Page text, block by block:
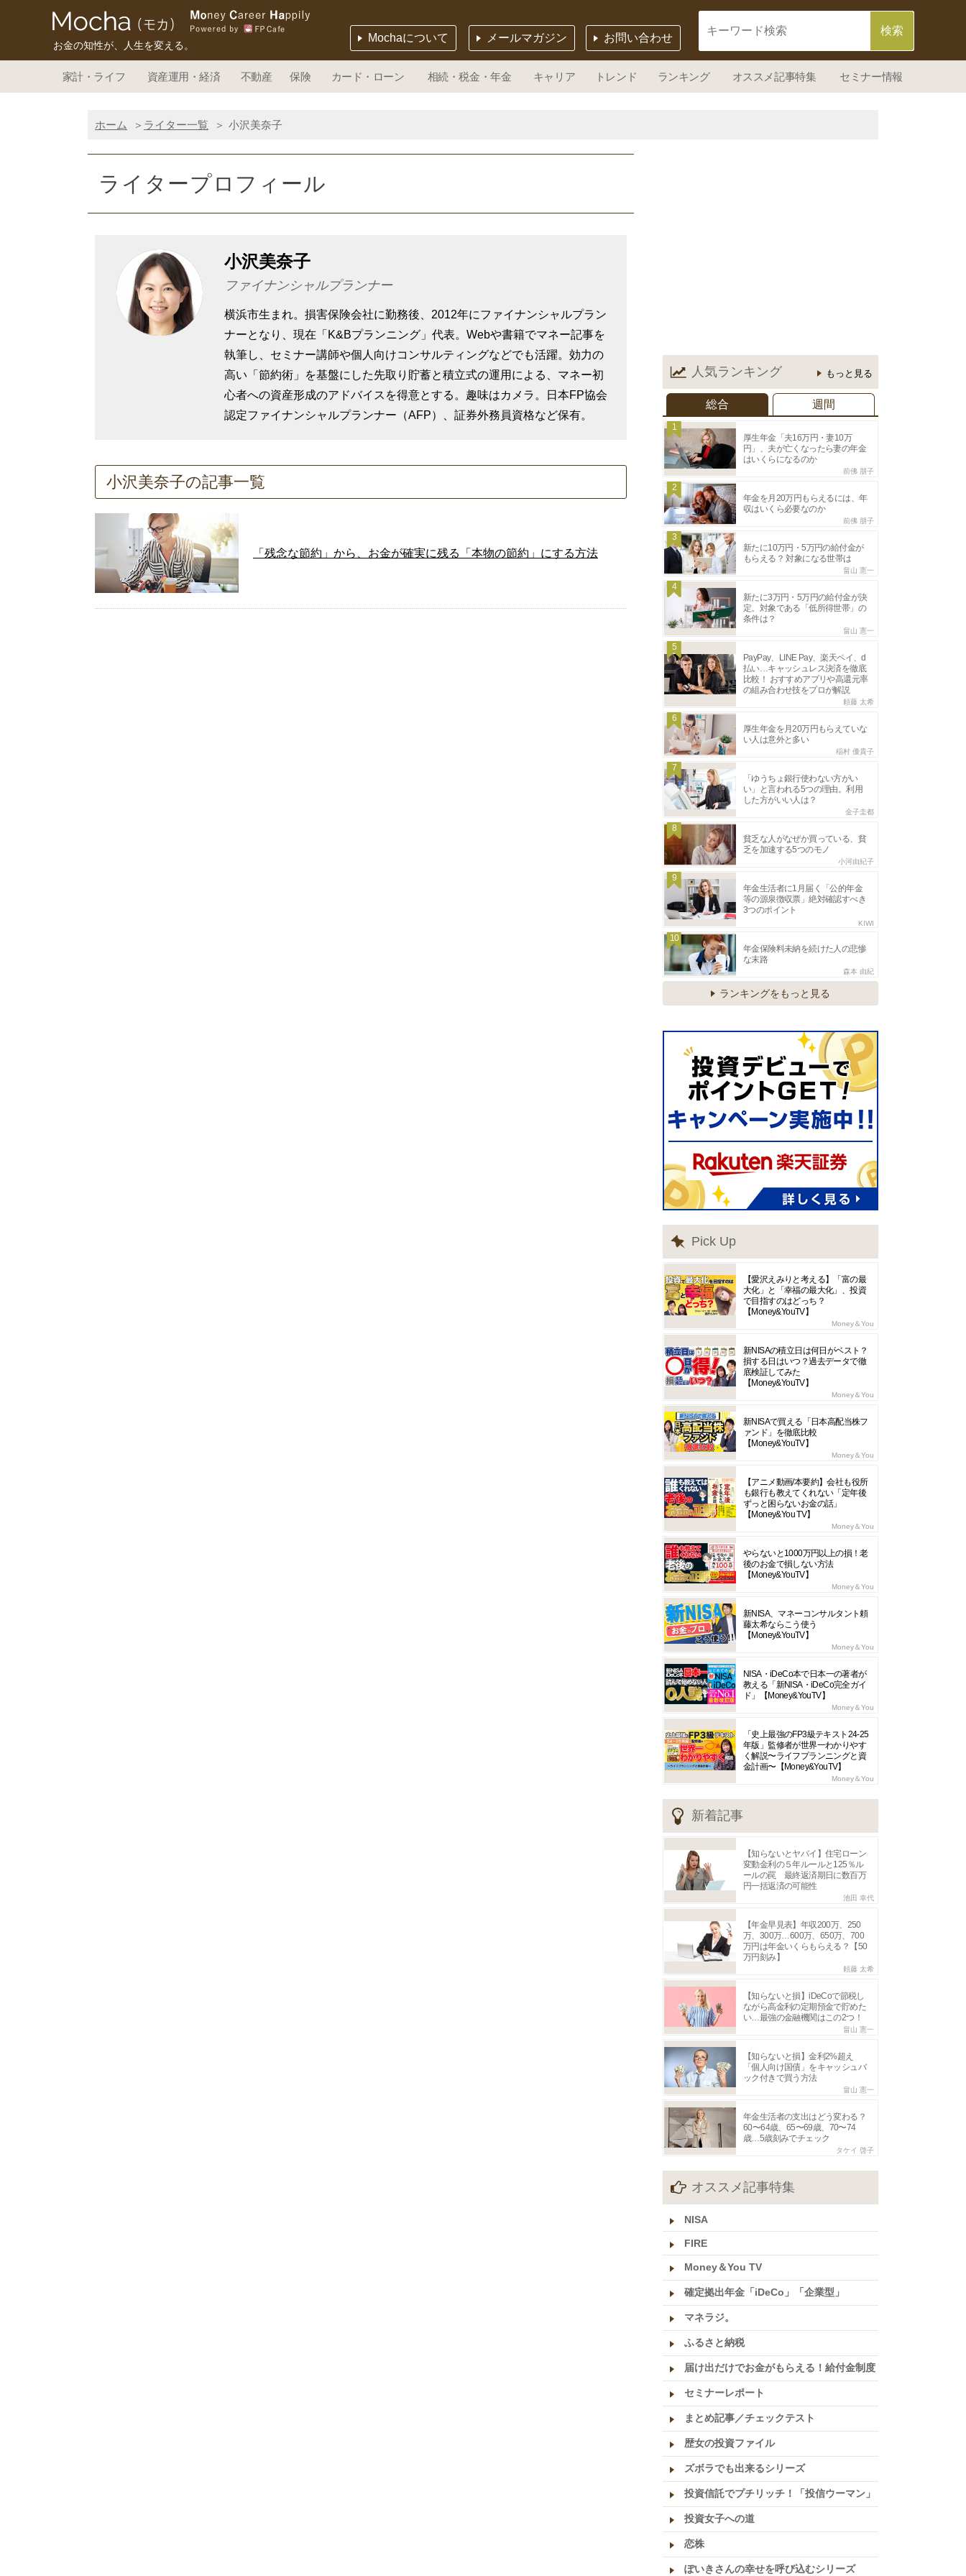
お金の知性が、人生を変える。
お問い合わせ
メールマガジン
Mochaについて
家計・ライフ 資産運用・経済 不動産 保険 カード・ローン 相続・税金・年金 キャリア トレンド ランキング オススメ記事特集 セミナー情報
ホーム ライター一覧 小沢美奈子
ライタープロフィール
小沢美奈子
ファイナンシャルプランナー
横浜市生まれ。損害保険会社に勤務後、2012年にファイナンシャルプラン
ナーとなり、現在「K&Bプランニング」代表。Webや書籍でマネー記事を
執筆し、セミナー講師や個人向けコンサルティングなどでも活躍。効力の
高い「節約術」を基盤にした先取り貯蓄と積立式の運用による、マネー初
心者への資産形成のアドバイスを得意とする。趣味はカメラ。日本FP協会
認定ファイナンシャルプランナー（AFP）、証券外務員資格など保有。
小沢美奈子の記事一覧
「残念な節約」から、お金が確実に残る「本物の節約」にする方法
人気ランキング もっと見る
総合 週間
1
厚生年金「夫16万円・妻10万
円」、夫が亡くなったら妻の年金
はいくらになるのか
前佛 朋子
2
年金を月20万円もらえるには、年
収はいくら必要なのか
前佛 朋子
3
新たに10万円・5万円の給付金が
もらえる？ 対象になる世帯は
畠山 憲一
4
新たに3万円・5万円の給付金が決
定。対象である「低所得世帯」の
条件は？
畠山 憲一
5
PayPay、LINE Pay、楽天ペイ、d
払い…キャッシュレス決済を徹底
比較！ おすすめアプリや高還元率
の組み合わせ技をプロが解説
頼藤 太希
6
厚生年金を月20万円もらえていな
い人は意外と多い
稲村 優貴子
7
「ゆうちょ銀行使わない方がい
い」と言われる5つの理由。利用
した方がいい人は？
金子圭都
8
貧乏な人がなぜか買っている、貧
乏を加速する5つのモノ
小河由紀子
9
年金生活者に1月届く「公的年金
等の源泉徴収票」絶対確認すべき
3つのポイント
KIWI
10
年金保険料未納を続けた人の悲惨
な末路
森本 由紀
ランキングをもっと見る
Pick Up
【愛沢えみりと考える】「富の最
大化」と「幸福の最大化」、投資
で目指すのはどっち？
【Money&YouTV】
Money＆You
新NISAの積立日は何日がベスト？
損する日はいつ？過去データで徹
底検証してみた
【Money&YouTV】
Money＆You
新NISAで買える「日本高配当株フ
ァンド」を徹底比較
【Money&YouTV】
Money＆You
【アニメ動画/本要約】会社も役所
も銀行も教えてくれない「定年後
ずっと困らないお金の話」
【Money&You TV】
Money＆You
やらないと1000万円以上の損！老
後のお金で損しない方法
【Money&YouTV】
Money＆You
新NISA、マネーコンサルタント頼
藤太希ならこう使う
【Money&YouTV】
Money＆You
NISA・iDeCo本で日本一の著者が
教える「新NISA・iDeCo完全ガイ
ド」【Money&YouTV】
Money＆You
「史上最強のFP3級テキスト24-25
年版」監修者が世界一わかりやす
く解説〜ライフプランニングと資
金計画〜【Money&YouTV】
Money＆You
新着記事
【知らないとヤバイ】住宅ローン
変動金利の５年ルールと125％ル
ールの罠 最終返済期日に数百万
円一括返済の可能性
池田 幸代
【年金早見表】年収200万、250
万、300万…600万、650万、700
万円は年金いくらもらえる？【50
万円刻み】
頼藤 太希
【知らないと損】iDeCoで節税し
ながら高金利の定期預金で貯めた
い…最強の金融機関はこの2つ！
畠山 憲一
【知らないと損】金利2%超え
「個人向け国債」をキャッシュバ
ック付きで買う方法
畠山 憲一
年金生活者の支出はどう変わる？
60〜64歳、65〜69歳、70〜74
歳…5歳刻みでチェック
タケイ 啓子
オススメ記事特集
NISA
FIRE
Money＆You TV
確定拠出年金「iDeCo」「企業型」
マネラジ。
ふるさと納税
届け出だけでお金がもらえる！給付金制度
セミナーレポート
まとめ記事／チェックテスト
歴女の投資ファイル
ズボラでも出来るシリーズ
投資信託でプチリッチ！「投信ウーマン」
投資女子への道
恋株
ぽいきさんの幸せを呼び込むシリーズ